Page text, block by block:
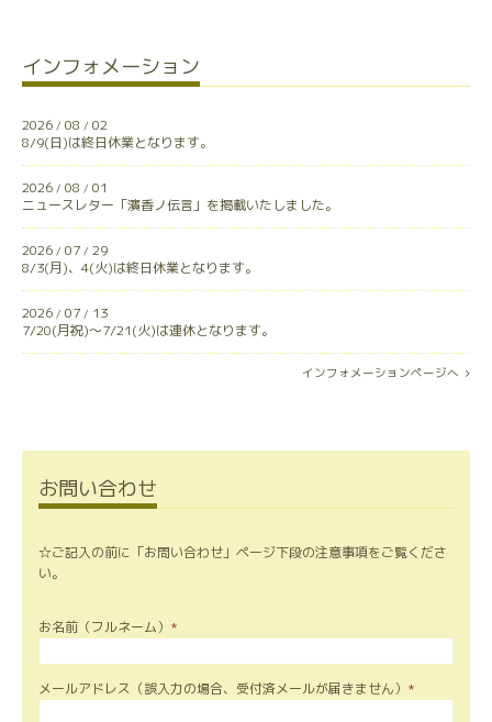
インフォメーション
2026 / 08 / 02
8/9(日)は終日休業となります。
2026 / 08 / 01
ニュースレター「濱香ノ伝言」を掲載いたしました。
2026 / 07 / 29
8/3(月)、4(火)は終日休業となります。
2026 / 07 / 13
7/20(月祝)〜7/21(火)は連休となります。
インフォメーションページへ
お問い合わせ
☆ご記入の前に「お問い合わせ」ページ下段の注意事項をご覧くださ
い。
お名前（フルネーム） *
メールアドレス（誤入力の場合、受付済メールが届きません） *